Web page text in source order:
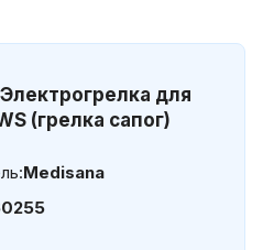
Электрогрелка для
(грелка сапог)
Medisana